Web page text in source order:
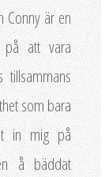
Conny är en
på att vara
som bara
in mig på
å bäddat